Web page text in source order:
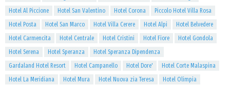
Hotel Al Piccione
Hotel San Valentino Hotel Corona
Piccolo Hotel Villa Rosa
Hotel Posta
Hotel San Marco Hotel Villa Cerere Hotel Alpi
Hotel Belvedere
Hotel Carmencita
Hotel Centrale Hotel Cristini Hotel Fiore
Hotel Gondola
Hotel Serena
Hotel Speranza
Hotel Speranza Dipendenza
Gardaland Hotel Resort
Hotel Campanello Hotel Dore'
Hotel Corte Malaspina
Hotel La Meridiana
Hotel Mura Hotel Nuova zia Teresa
Hotel Olimpia